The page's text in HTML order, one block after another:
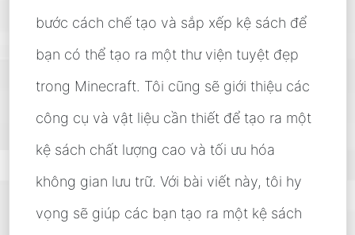
bước cách chế tạo và sắp xếp kệ sách để
bạn có thể tạo ra một thư viện tuyệt đẹp
trong Minecraft. Tôi cũng sẽ giới thiệu các
công cụ và vật liệu cần thiết để tạo ra một
kệ sách chất lượng cao và tối ưu hóa
không gian lưu trữ. Với bài viết này, tôi hy
vọng sẽ giúp các bạn tạo ra một kệ sách